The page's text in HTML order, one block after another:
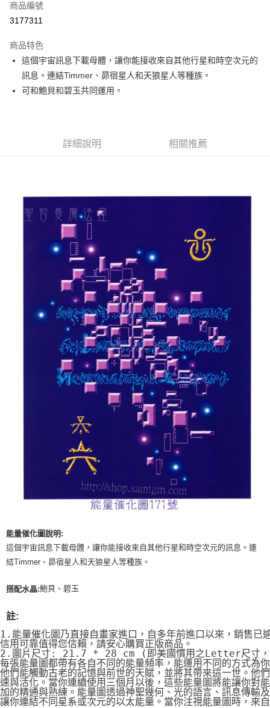
超商取貨付款
Apple Pay
街口支付
7-11取貨付款
每筆NT$80，滿NT$3,000(含以上)免運費
賣家宅配幫您送（台灣）
每筆NT$80，滿NT$3,000(含以上)免運費
郵局幫你送（離島）
每筆NT$80，滿NT$3,000(含以上)免運費
付款後門市自取
商品編號
3177311
商品特色
這個宇宙訊息下載母體，讓你能接收來自其他行星和時空次元的
訊息。連結Timmer、昴宿星人和天狼星人等種族。
可和鮑貝和碧玉共同運用。
詳細說明 相關推薦
能量催化圖說明:
這個宇宙訊息下載母體，讓你能接收來自其他行星和時空次元的訊息。連
結Timmer、昴宿星人和天狼星人等種族。
搭配水晶:鮑貝、碧玉
註:
1.能量催化圖乃直接自畫家進口，自多年前進口以來，銷售已
信用可靠值得您信賴，請安心購買正版商品。
2.圖片尺寸: 21.7 * 28 cm (即美國慣用之Letter尺寸，
每張能量圖都帶有各自不同的能量頻率，能運用不同的方式為
他們能觸動古老的記憶與前世的天賦，並將其帶來這一世。他
速與活化。當你連續使用三個月以後，這些能量圖將能讓你對
加的精通與熟練。能量圖透過神聖幾何、光的語言、訊息傳輸
讓你連結不同星系或次元的以太能量。當你注視能量圖時，來